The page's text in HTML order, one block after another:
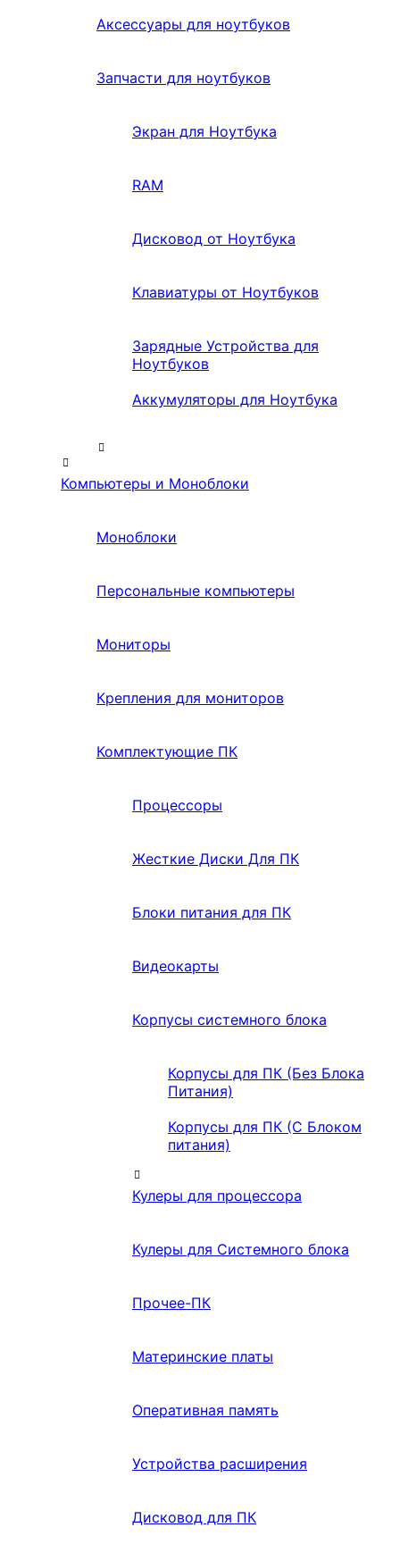
Аксессуары для ноутбуков
Запчасти для ноутбуков
Экран для Ноутбука
RAM
Дисковод от Ноутбука
Клавиатуры от Ноутбуков
Зарядные Устройства для
Ноутбуков
Аккумуляторы для Ноутбука
Компьютеры и Моноблоки
Моноблоки
Персональные компьютеры
Мониторы
Крепления для мониторов
Комплектующие ПК
Процессоры
Жесткие Диски Для ПК
Блоки питания для ПК
Видеокарты
Корпусы системного блока
Корпусы для ПК (Без Блока
Питания)
Корпусы для ПК (С Блоком
питания)
Кулеры для процессора
Кулеры для Системного блока
Прочее-ПК
Материнские платы
Оперативная память
Устройства расширения
Дисковод для ПК